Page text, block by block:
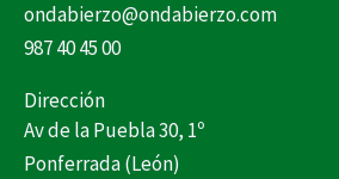
ondabierzo@ondabierzo.com
987 40 45 00
Dirección
Av de la Puebla 30, 1º
Ponferrada (León)